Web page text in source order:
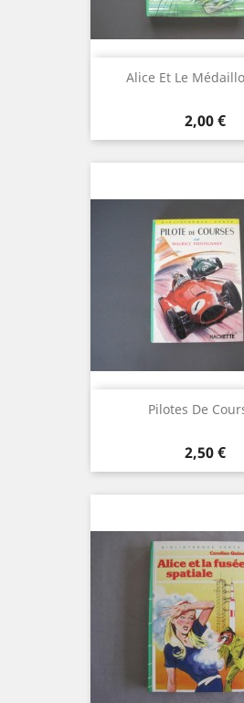
Alice Et Le
Prix
2,00 €
Pilotes De
Prix
2,50 €